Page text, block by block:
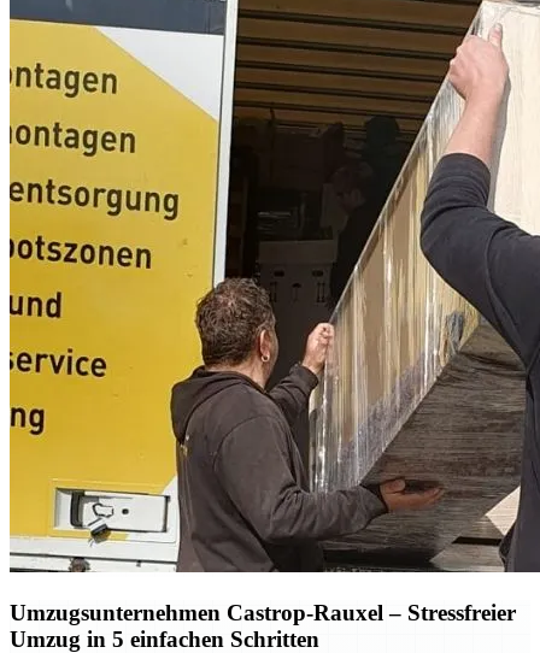
Umzugsunternehmen Castrop-Rauxel – Stressfreier
Umzug in 5 einfachen Schritten